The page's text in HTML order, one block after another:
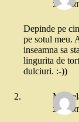
24
Depinde pe
pe sotul meu.
inseamna sa
lingurita de
dulciuri. :-))
24